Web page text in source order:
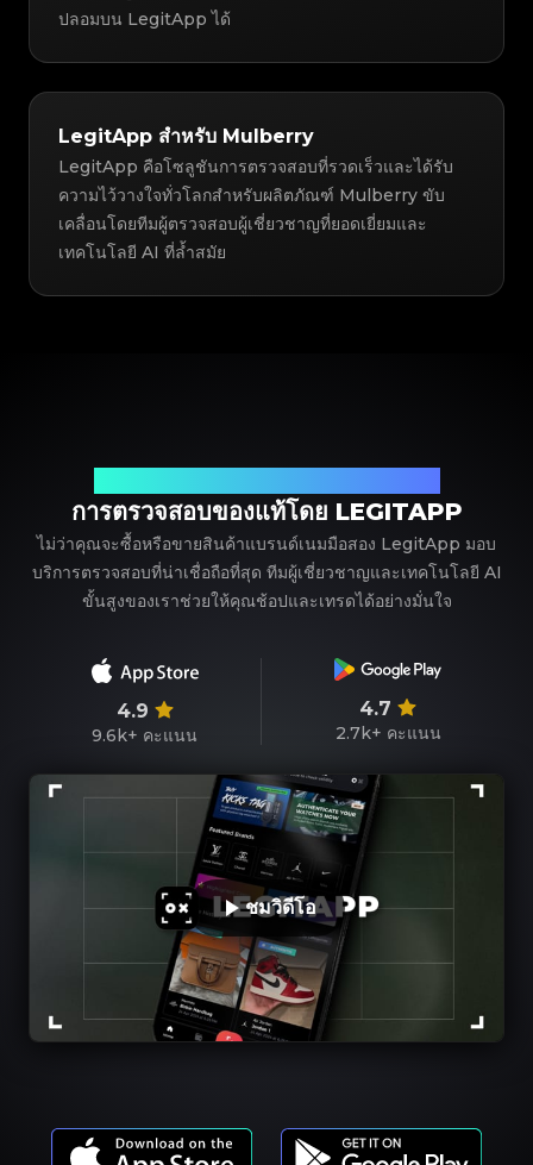
ปลอมบน LegitApp ได้
LegitApp สำหรับ Mulberry
LegitApp คือโซลูชันการตรวจสอบที่รวดเร็วและได้รับ
ความไว้วางใจทั่วโลกสำหรับผลิตภัณฑ์ Mulberry ขับ
เคลื่อนโดยทีมผู้ตรวจสอบผู้เชี่ยวชาญที่ยอดเยี่ยมและ
เทคโนโลยี AI ที่ล้ำสมัย
การตรวจสอบของแท้โดย LEGITAPP
ไม่ว่าคุณจะซื้อหรือขายสินค้าแบรนด์เนมมือสอง LegitApp มอบ
บริการตรวจสอบที่น่าเชื่อถือที่สุด ทีมผู้เชี่ยวชาญและเทคโนโลยี AI
ขั้นสูงของเราช่วยให้คุณช้อปและเทรดได้อย่างมั่นใจ
4.9
9.6k+ คะแนน
4.7
2.7k+ คะแนน
ชมวิดีโอ